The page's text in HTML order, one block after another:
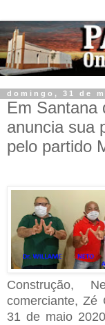
domingo, 31 de
Em Santana
anuncia sua
pelo partido
Construção,
comerciante, Zé
31 de maio